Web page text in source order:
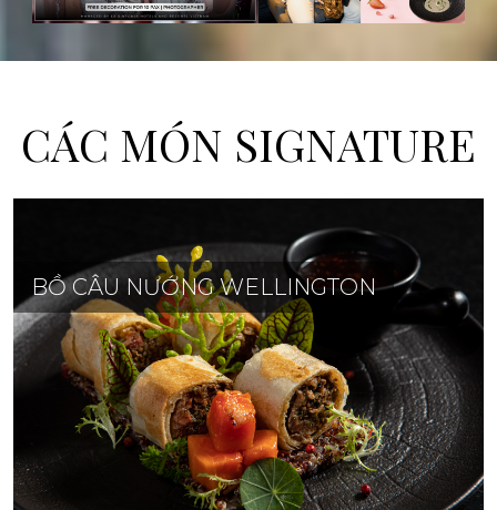
CÁC MÓN SIGNATURE
BỒ CÂU NƯỚNG WELLINGTON